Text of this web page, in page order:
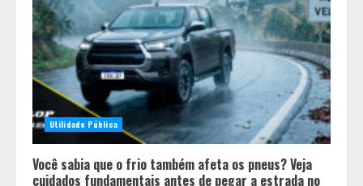
Utilidade Pública
Você sabia que o frio também afeta os pneus? Veja
cuidados fundamentais antes de pegar a estrada no